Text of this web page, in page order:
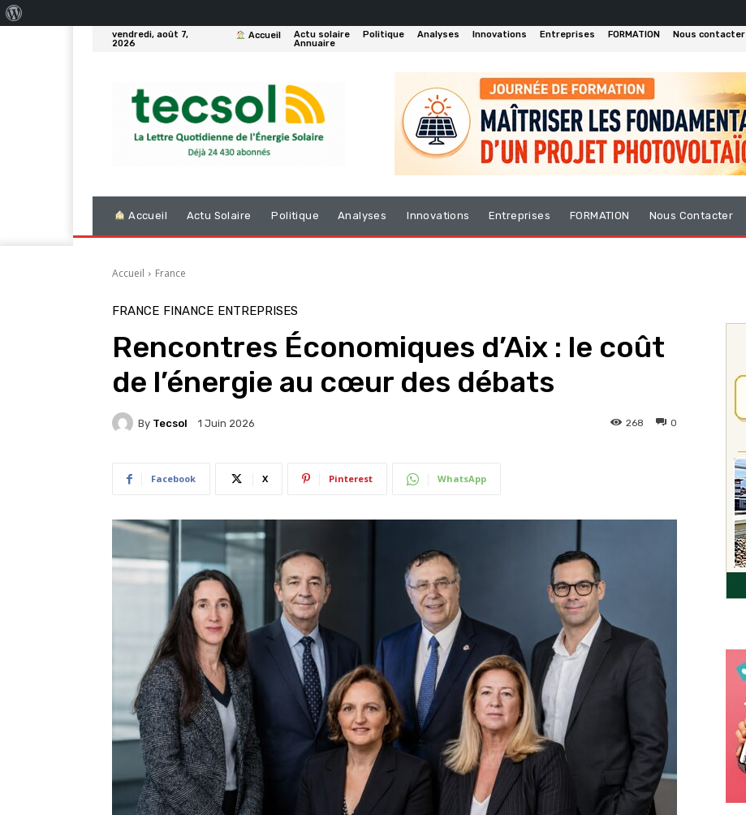
vendredi, août 7,
2026
Accueil Actu solaire Politique Analyses Innovations Entreprises FORMATION
Nous contacter
Annuaire
Accueil Actu Solaire Politique Analyses Innovations Entreprises FORMATION Nous Contacter
Accueil France
FRANCE FINANCE ENTREPRISES
Rencontres Économiques d’Aix : le coût
de l’énergie au cœur des débats
By Tecsol 1 Juin 2026 0
268
Facebook X Pinterest WhatsApp